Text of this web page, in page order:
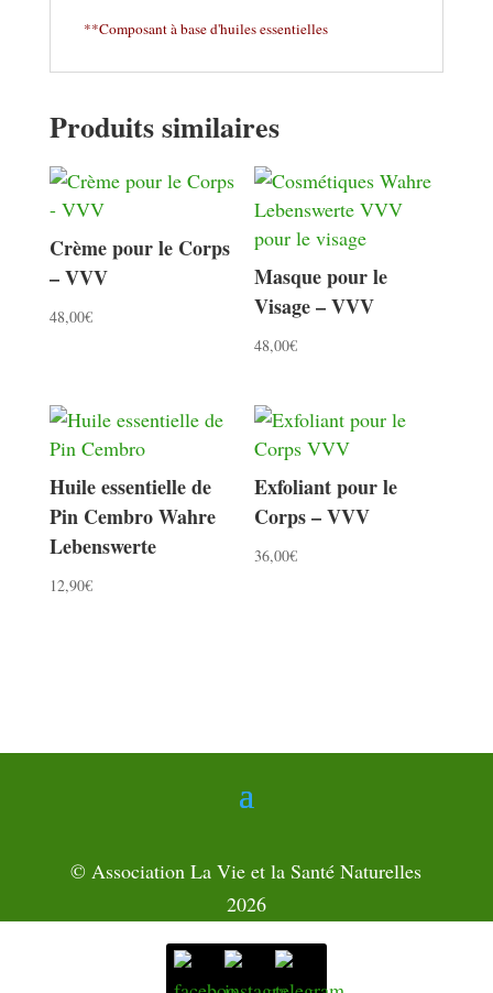
**Composant à base d'huiles essentielles
Produits similaires
Crème pour le Corps
– VVV
48,00€
Masque pour le
Visage – VVV
48,00€
Huile essentielle de
Pin Cembro Wahre
Lebenswerte
12,90€
Exfoliant pour le
Corps – VVV
36,00€
© Association La Vie et la Santé Naturelles
2026
Paiement carte de crédit sécurisés via PayPal